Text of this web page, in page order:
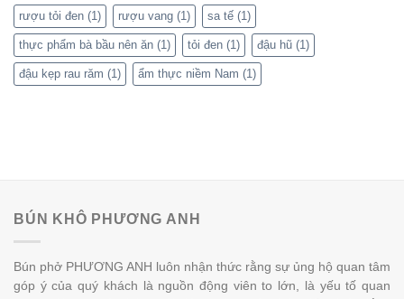
rượu tỏi đen (1) rượu vang (1) sa tế (1)
thực phẩm bà bầu nên ăn (1) tỏi đen (1) đậu hũ (1)
đậu kẹp rau răm (1) ẩm thực niềm Nam (1)
BÚN KHÔ PHƯƠNG ANH
Bún phở PHƯƠNG ANH luôn nhận thức rằng sự ủng hộ quan tâm
góp ý của quý khách là nguồn động viên to lớn, là yếu tố quan